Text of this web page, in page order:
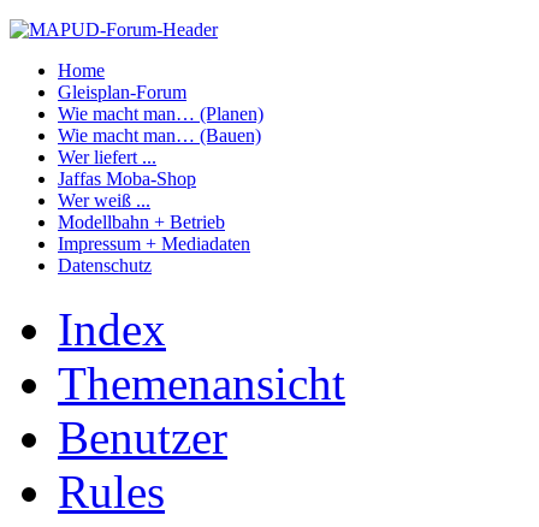
Home
Gleisplan-Forum
Wie macht man… (Planen)
Wie macht man… (Bauen)
Wer liefert ...
Jaffas Moba-Shop
Wer weiß ...
Modellbahn + Betrieb
Impressum + Mediadaten
Datenschutz
Index
Themenansicht
Benutzer
Rules